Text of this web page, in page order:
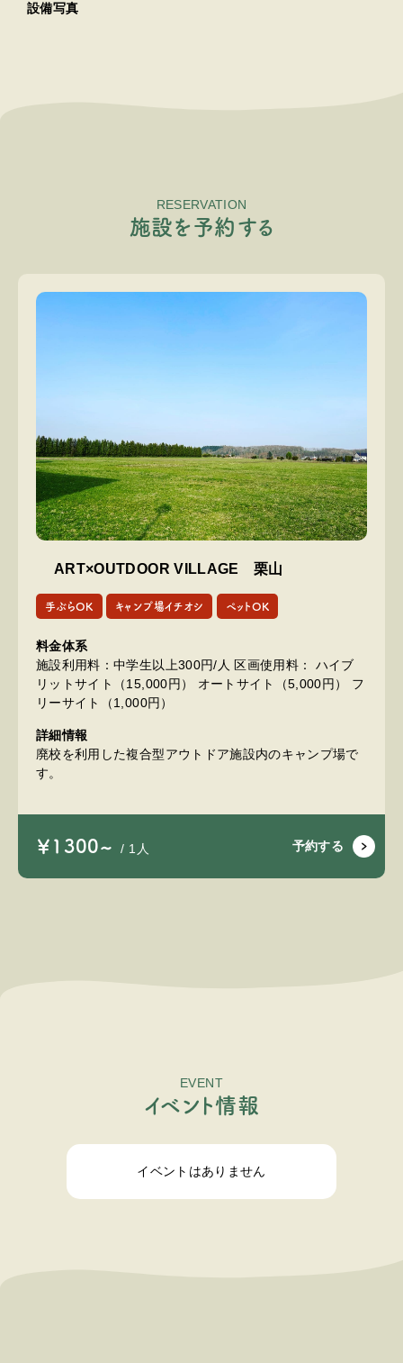
設備写真
RESERVATION
施設を 予約 する
ART×OUTDOOR VILLAGE 栗山
手ぶらOK キャンプ場イチオシ ペットOK
料金体系
施設利用料：中学生以上300円/人 区画使用料： ハイブ
リットサイト（15,000円） オートサイト（5,000円） フ
リーサイト（1,000円）
詳細情報
廃校を利用した複合型アウトドア施設内のキャンプ場で
す。
￥1300~ / 1人 予約する
EVENT
イベン ト情報
イベントはありません